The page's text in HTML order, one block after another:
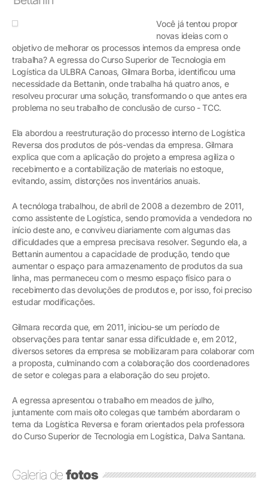
Você já tentou propor
novas ideias com o
objetivo de melhorar os processos internos da empresa onde
trabalha? A egressa do Curso Superior de Tecnologia em
Logística da ULBRA Canoas, Gilmara Borba, identificou uma
necessidade da Bettanin, onde trabalha há quatro anos, e
resolveu procurar uma solução, transformando o que antes era
problema no seu trabalho de conclusão de curso - TCC.
Ela abordou a reestruturação do processo interno de Logística
Reversa dos produtos de pós-vendas da empresa. Gilmara
explica que com a aplicação do projeto a empresa agiliza o
recebimento e a contabilização de materiais no estoque,
evitando, assim, distorções nos inventários anuais.
A tecnóloga trabalhou, de abril de 2008 a dezembro de 2011,
como assistente de Logística, sendo promovida a vendedora no
início deste ano, e conviveu diariamente com algumas das
dificuldades que a empresa precisava resolver. Segundo ela, a
Bettanin aumentou a capacidade de produção, tendo que
aumentar o espaço para armazenamento de produtos da sua
linha, mas permaneceu com o mesmo espaço físico para o
recebimento das devoluções de produtos e, por isso, foi preciso
estudar modificações.
Gilmara recorda que, em 2011, iniciou-se um período de
observações para tentar sanar essa dificuldade e, em 2012,
diversos setores da empresa se mobilizaram para colaborar com
a proposta, culminando com a colaboração dos coordenadores
de setor e colegas para a elaboração do seu projeto.
A egressa apresentou o trabalho em meados de julho,
juntamente com mais oito colegas que também abordaram o
tema da Logística Reversa e foram orientados pela professora
do Curso Superior de Tecnologia em Logística, Dalva Santana.
Galeria defotos